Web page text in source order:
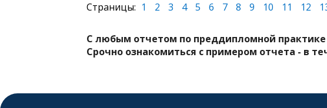
Страницы: 1 2 3 4 5 6 7 8 9 10 11 12
С любым отчетом по преддипломной
Срочно ознакомиться с примером отчета - в